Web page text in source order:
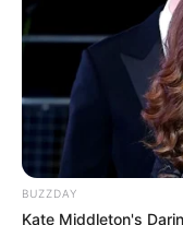
BUZZDAY
Kate Middleton's